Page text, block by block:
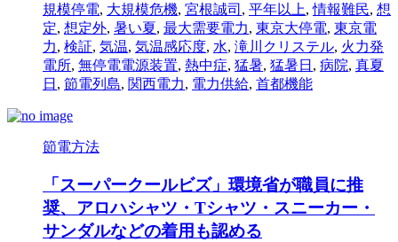
規模停電, 大規模危機, 宮根誠司 , 平年以上,情報難民, 想
定, 想定外, 暑い夏, 最大需要電力, 東京大停電, 東京電
力, 検証, 気温, 気温感応度, 水, 滝川クリステル, 火力発
電所, 無停電電源装置, 熱中症, 猛暑, 猛暑日 , 病院, 真夏
日 , 節電列島, 関西電力, 電力供給, 首都機能
節電方法
「スーパークールビズ」環境省が職員に推
奨、アロハシャツ・Tシャツ・スニーカー・
サンダルなどの着用も認める